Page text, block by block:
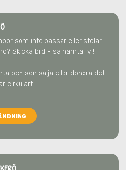
som inte passar eller stolar
? Skicka bild - så hämtar vi!
och sen sälja eller donera det
cirkulärt.